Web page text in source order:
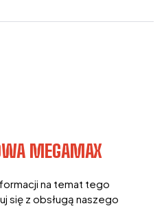
MEGAMAX
na temat tego
się z obsługą naszego